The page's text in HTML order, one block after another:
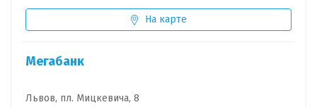
На карте
Мегабанк
Львов, пл. Мицкевича, 8